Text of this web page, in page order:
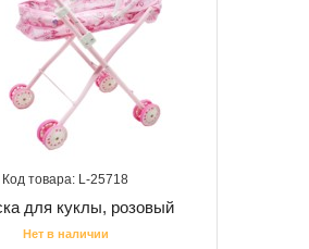
25718
для куклы, розовый